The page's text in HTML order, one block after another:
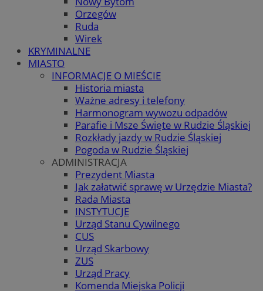
Orzegów
Ruda
Wirek
KRYMINALNE
MIASTO
INFORMACJE O MIEŚCIE
Historia miasta
Ważne adresy i telefony
Harmonogram wywozu odpadów
Parafie i Msze Święte w Rudzie Śląskiej
Rozkłady jazdy w Rudzie Śląskiej
Pogoda w Rudzie Śląskiej
ADMINISTRACJA
Prezydent Miasta
Jak załatwić sprawę w Urzędzie Miasta?
Rada Miasta
INSTYTUCJE
Urząd Stanu Cywilnego
CUS
Urząd Skarbowy
ZUS
Urząd Pracy
Komenda Miejska Policji